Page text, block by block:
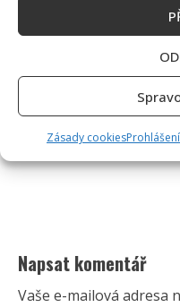
Zásady cookies
Napsat komentář
Vaše e-mailová adresa